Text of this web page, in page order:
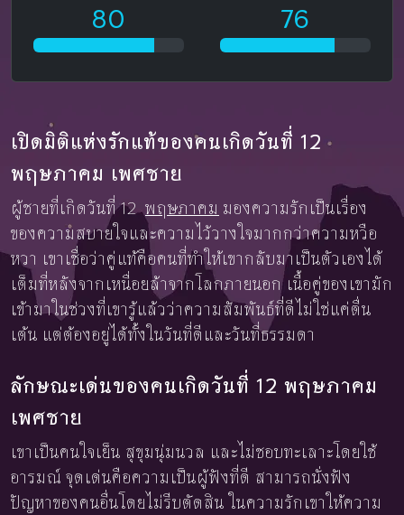
80 76
เปิดมิติแห่งรักแท้ของคนเกิดวันที่ 12
พฤษภาคม เพศชาย
ผู้ชายที่เกิดวันที่ 12พฤษภาคม มองความรักเป็นเรื่อง
ของความสบายใจและความไว้วางใจมากกว่าความหวือ
หวา เขาเชื่อว่าคู่แท้คือคนที่ทำให้เขากลับมาเป็นตัวเองได้
เต็มที่หลังจากเหนื่อยล้าจากโลกภายนอก เนื้อคู่ของเขามัก
เข้ามาในช่วงที่เขารู้แล้วว่าความสัมพันธ์ที่ดีไม่ใช่แค่ตื่น
เต้น แต่ต้องอยู่ได้ทั้งในวันที่ดีและวันที่ธรรมดา
ลักษณะเด่นของคนเกิดวันที่ 12 พฤษภาคม
เพศชาย
เขาเป็นคนใจเย็น สุขุมนุ่มนวล และไม่ชอบทะเลาะโดยใช้
อารมณ์ จุดเด่นคือความเป็นผู้ฟังที่ดี สามารถนั่งฟัง
ปัญหาของคนอื่นโดยไม่รีบตัดสิน ในความรักเขาให้ความ